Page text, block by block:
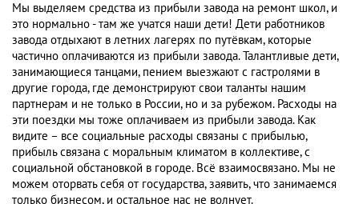
Мы выделяем средства из прибыли завода на ремонт школ, и
это нормально - там же учатся наши дети! Дети работников
завода отдыхают в летних лагерях по путёвкам, которые
частично оплачиваются из прибыли завода. Талантливые дети,
занимающиеся танцами, пением выезжают с гастролями в
другие города, где демонстрируют свои таланты нашим
партнерам и не только в России, но и за рубежом. Расходы на
эти поездки мы тоже оплачиваем из прибыли завода. Как
видите – все социальные расходы связаны с прибылью,
прибыль связана с моральным климатом в коллективе, с
социальной обстановкой в городе. Всё взаимосвязано. Мы не
можем оторвать себя от государства, заявить, что занимаемся
только бизнесом, и остальное нас не волнует.